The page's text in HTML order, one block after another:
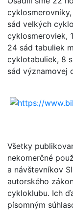
sád velkých
cyklosmeroviek,
24 sád tabuliek
cyklotabuliek, 8
sád významovej
Všetky
nekomerčné
a návštevníkov
autorského
cykloklubu. Ich
písomným